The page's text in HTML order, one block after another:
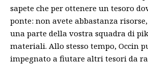
sapete che per ottenere un tesoro
ponte: non avete abbastanza
una parte della vostra squadra di
materiali. Allo stesso tempo, Occin
impegnato a fiutare altri tesori da